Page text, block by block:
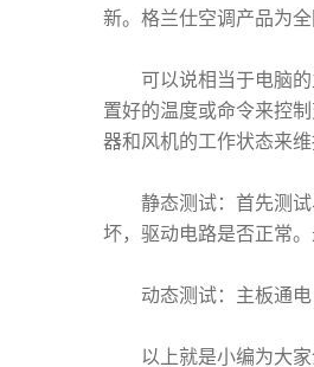
新。格兰仕空调产品为
可以说相当于电脑的
置好的温度或命令来控
器和风机的工作状态来维
静态测试：首先测试
坏，驱动电路是否正常
动态测试：主板通电
以上就是小编为大家